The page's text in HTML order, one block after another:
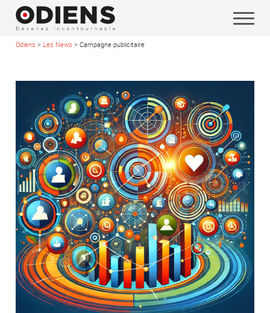
Odiens > Les News >Campagne publicitaire